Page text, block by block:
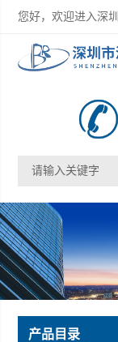
您好，欢迎进入深
产品目录